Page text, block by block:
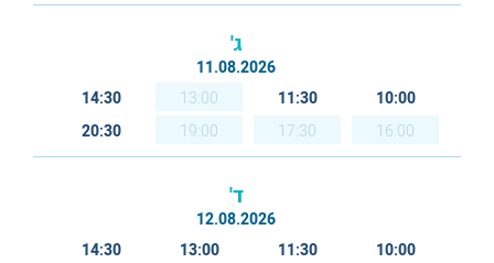
ג'
11.08.2026
10:00
11:30
13:00
14:30
16:00
17:30
19:00
20:30
ד'
12.08.2026
10:00
11:30
13:00
14:30